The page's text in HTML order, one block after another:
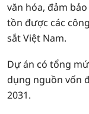
văn hóa, đảm
tồn được các
sắt Việt Nam.
Dự án có tổng
dụng nguồn vốn
2031.